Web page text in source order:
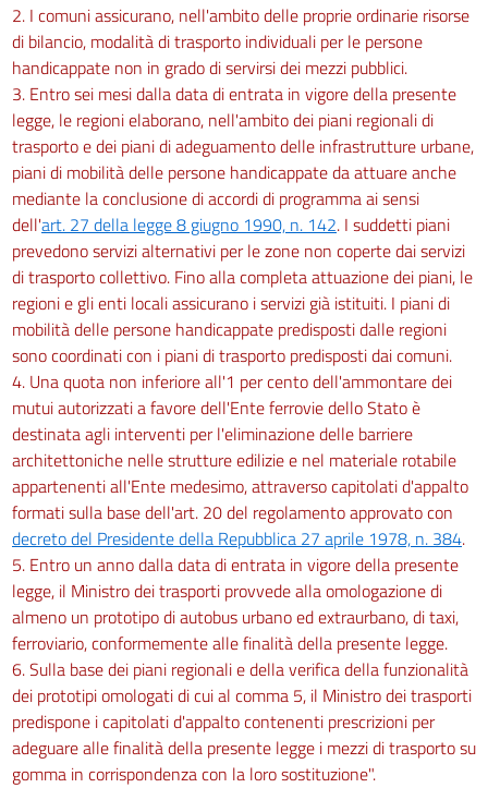
2. I comuni assicurano, nell'ambito delle proprie ordinarie risorse
di bilancio, modalità di trasporto individuali per le persone
handicappate non in grado di servirsi dei mezzi pubblici.
3. Entro sei mesi dalla data di entrata in vigore della presente
legge, le regioni elaborano, nell'ambito dei piani regionali di
trasporto e dei piani di adeguamento delle infrastrutture urbane,
piani di mobilità delle persone handicappate da attuare anche
mediante la conclusione di accordi di programma ai sensi
dell'art. 27 della legge 8 giugno 1990, n. 142. I suddetti piani
prevedono servizi alternativi per le zone non coperte dai servizi
di trasporto collettivo. Fino alla completa attuazione dei piani, le
regioni e gli enti locali assicurano i servizi già istituiti. I piani di
mobilità delle persone handicappate predisposti dalle regioni
sono coordinati con i piani di trasporto predisposti dai comuni.
4. Una quota non inferiore all'1 per cento dell'ammontare dei
mutui autorizzati a favore dell'Ente ferrovie dello Stato è
destinata agli interventi per l'eliminazione delle barriere
architettoniche nelle strutture edilizie e nel materiale rotabile
appartenenti all'Ente medesimo, attraverso capitolati d'appalto
formati sulla base dell'art. 20 del regolamento approvato con
decreto del Presidente della Repubblica 27 aprile 1978, n. 384.
5. Entro un anno dalla data di entrata in vigore della presente
legge, il Ministro dei trasporti provvede alla omologazione di
almeno un prototipo di autobus urbano ed extraurbano, di taxi,
ferroviario, conformemente alle finalità della presente legge.
6. Sulla base dei piani regionali e della verifica della funzionalità
dei prototipi omologati di cui al comma 5, il Ministro dei trasporti
predispone i capitolati d'appalto contenenti prescrizioni per
adeguare alle finalità della presente legge i mezzi di trasporto su
gomma in corrispondenza con la loro sostituzione".